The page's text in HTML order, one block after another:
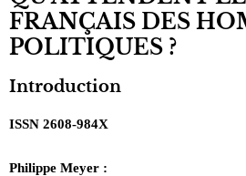
FRANÇAIS DES
POLITIQUES ?
Introduction
ISSN 2608-984X
Philippe Meyer :